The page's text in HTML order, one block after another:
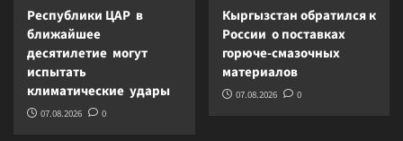
Республики ЦАР в
ближайшее
десятилетие могут
испытать
климатические удары
07.08.2026 0
Кыргызстан обратился к
России о поставках
горюче-смазочных
материалов
07.08.2026 0